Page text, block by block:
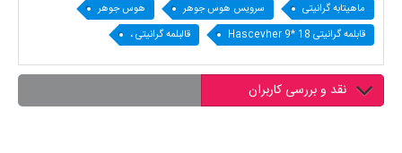
ماهیتابه گرانیتی
سرویس هوس جوهر
هوس جوهر
قابلمه گرانیتی 18 *9 Hascevher
قالبلمه گرانیتی ،
نقد و بررسی کاربران